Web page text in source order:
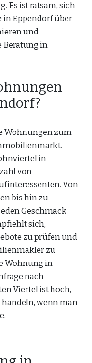
Es ist ratsam, sich
in Eppendorf über
und
Beratung in
Wohnungen zum
in
von
Von
bis hin zu
Geschmack
sich,
zu prüfen und
zu
Wohnung in
nach
Viertel ist hoch,
handeln, wenn man